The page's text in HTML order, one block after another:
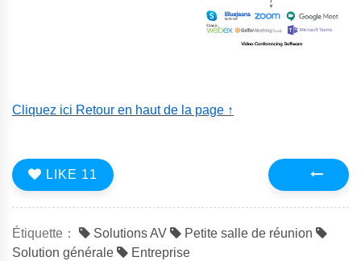
Cliquez ici Retour en haut de la page ↑
Précédent
LIKE 11
Étiquette： Solutions AV
Petite salle de réunion
Solution générale
Entreprise